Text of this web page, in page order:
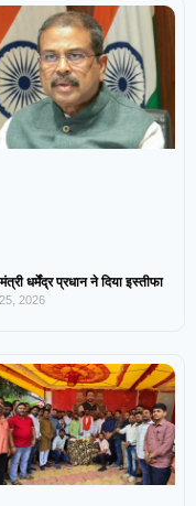
मंत्री धर्मेंद्र प्रधान ने दिया इस्तीफा
2026